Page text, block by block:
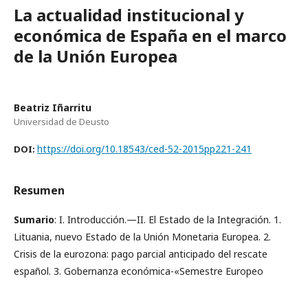
La actualidad institucional y
económica de España en el marco
de la Unión Europea
Beatriz Iñarritu
Universidad de Deusto
DOI: https://doi.org/10.18543/ced-52-2015pp221-241
Resumen
Sumario: I. Introducción.—II. El Estado de la Integración. 1.
Lituania, nuevo Estado de la Unión Monetaria Europea. 2.
Crisis de la eurozona: pago parcial anticipado del rescate
español. 3. Gobernanza económica-«Semestre Europeo